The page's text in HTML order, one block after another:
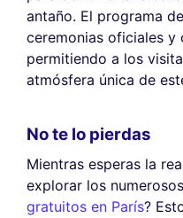
antaño. El programa
ceremonias oficiales y
permitiendo a los
atmósfera única de
No te lo pierdas
Mientras esperas la
explorar los numerosos
gratuitos en París?